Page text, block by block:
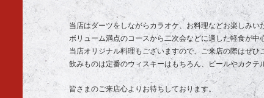
当店はダーツをしながらカラオケ、お料理などお楽しみい
ボリューム満点のコースから二次会などに適した軽食が中
当店オリジナル料理もございますので、ご来店の際はぜ
飲みものは定番のウィスキーはもちろん、ビールやカク
皆さまのご来店心よりお待ちしております。